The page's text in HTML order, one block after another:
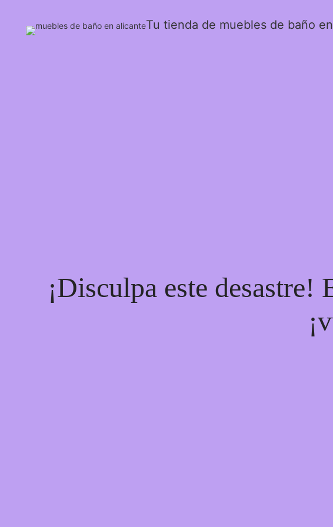
Tu tienda de muebles de baño
¡Disculpa este